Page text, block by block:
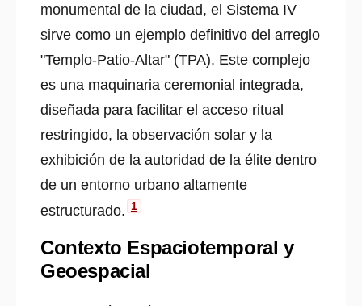
monumental de la ciudad, el Sistema IV
sirve como un ejemplo definitivo del arreglo
"Templo-Patio-Altar" (TPA). Este complejo
es una maquinaria ceremonial integrada,
diseñada para facilitar el acceso ritual
restringido, la observación solar y la
exhibición de la autoridad de la élite dentro
de un entorno urbano altamente
estructurado. 1
Contexto Espaciotemporal y
Geoespacial